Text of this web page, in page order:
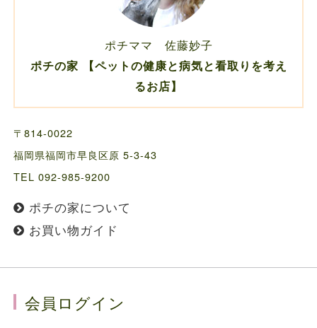
ポチママ 佐藤妙子
ポチの家 【ペットの健康と病気と看取りを考え
るお店】
〒814-0022
福岡県福岡市早良区原 5-3-43
TEL 092-985-9200
ポチの家について
お買い物ガイド
会員ログイン